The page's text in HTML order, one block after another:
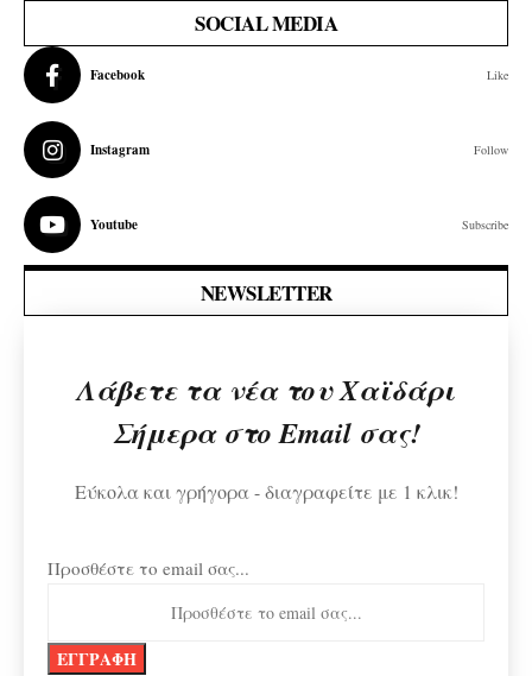
SOCIAL MEDIA
Facebook Like
Instagram Follow
Youtube Subscribe
NEWSLETTER
Λάβετε τα νέα του Χαϊδάρι
Σήμερα στο Email σας!
Εύκολα και γρήγορα - διαγραφείτε με 1 κλικ!
Προσθέστε το email σας...